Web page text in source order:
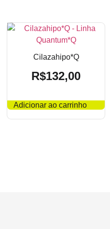
Cilazahipo*Q
R$132,00
Adicionar ao carrinho